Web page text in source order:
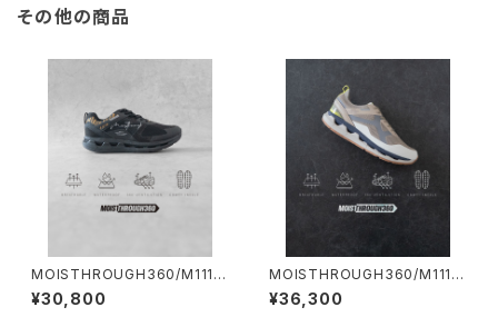
その他の商品
MOISTHROUGH360/M1113
M#1/特許取得・通気防水システ
ム採用”モイスルー360''全天候
¥30,800
MOISTHROUGH360/M1119
M#3/特許取得・通気防水シス
テム採用”モイスルー360''全天
¥36,300